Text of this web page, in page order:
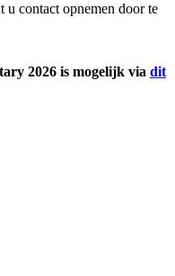
u contact opnemen door te
2026 is mogelijk via dit